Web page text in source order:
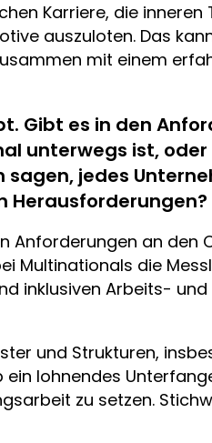
Karriere, die inneren
auszuloten. Das
mit einem
Gibt es in den
unterwegs ist,
jedes
Herausforderungen?
Anforderungen an den
Multinationals die
inklusiven Arbeits-
und Strukturen,
lohnendes
zu setzen.